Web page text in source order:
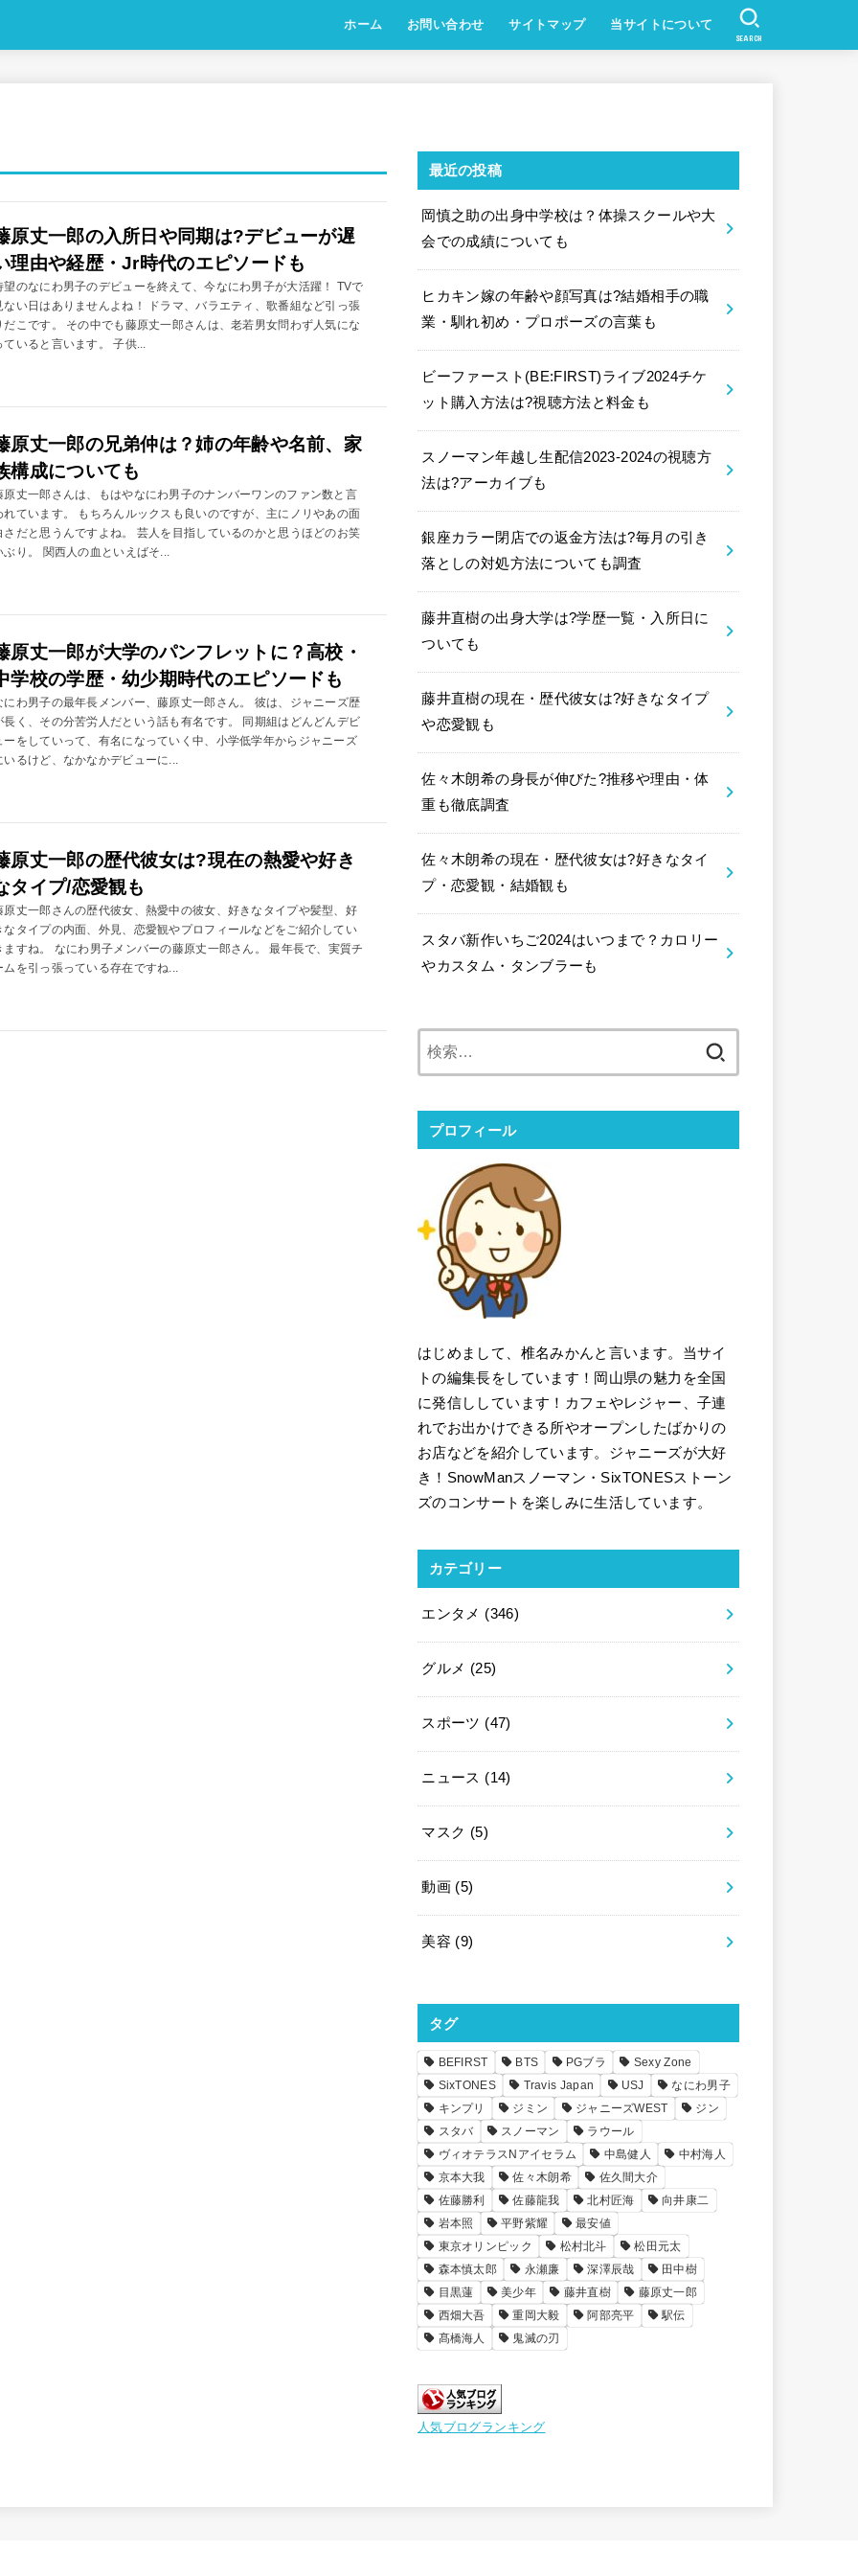
ホーム お問い合わせ サイトマップ 当サイトについて
SEARCH
原丈一郎の入所日や同期は?デビューが遅
理由や経歴・Jr時代のエピソードも
望のなにわ男子のデビューを終えて、今なにわ男子が大活躍！ TVで
ない日はありませんよね！ ドラマ、バラエティ、歌番組など引っ張
だこです。 その中でも藤原丈一郎さんは、老若男女問わず人気にな
ていると言います。 子供...
原丈一郎の兄弟仲は？姉の年齢や名前、家
構成についても
原丈一郎さんは、もはやなにわ男子のナンバーワンのファン数と言
れています。 もちろんルックスも良いのですが、主にノリやあの面
さだと思うんですよね。 芸人を目指しているのかと思うほどのお笑
ぶり。 関西人の血といえばそ...
原丈一郎が大学のパンフレットに？高校・
学校の学歴・幼少期時代のエピソードも
にわ男子の最年長メンバー、藤原丈一郎さん。 彼は、ジャニーズ歴
長く、その分苦労人だという話も有名です。 同期組はどんどんデビ
ーをしていって、有名になっていく中、小学低学年からジャニーズ
いるけど、なかなかデビューに...
原丈一郎の歴代彼女は?現在の熱愛や好き
タイプ/恋愛観も
原丈一郎さんの歴代彼女、熱愛中の彼女、好きなタイプや髪型、好
なタイプの内面、外見、恋愛観やプロフィールなどをご紹介してい
ますね。 なにわ男子メンバーの藤原丈一郎さん。 最年長で、実質チ
ムを引っ張っている存在ですね...
最近の投稿
岡慎之助の出身中学校は？体操スクールや大
会での成績についても
ヒカキン嫁の年齢や顔写真は?結婚相手の職
業・馴れ初め・プロポーズの言葉も
ビーファースト(BE:FIRST)ライブ2024チケ
ット購入方法は?視聴方法と料金も
スノーマン年越し生配信2023-2024の視聴方
法は?アーカイブも
銀座カラー閉店での返金方法は?毎月の引き
落としの対処方法についても調査
藤井直樹の出身大学は?学歴一覧・入所日に
ついても
藤井直樹の現在・歴代彼女は?好きなタイプ
や恋愛観も
佐々木朗希の身長が伸びた?推移や理由・体
重も徹底調査
佐々木朗希の現在・歴代彼女は?好きなタイ
プ・恋愛観・結婚観も
スタバ新作いちご2024はいつまで？カロリー
やカスタム・タンブラーも
プロフィール
はじめまして、椎名みかんと言います。当サイ
トの編集長をしています！岡山県の魅力を全国
に発信ししています！カフェやレジャー、子連
れでお出かけできる所やオープンしたばかりの
お店などを紹介しています。ジャニーズが大好
き！SnowManスノーマン・SixTONESストーン
ズのコンサートを楽しみに生活しています。
カテゴリー
エンタメ (346)
グルメ (25)
スポーツ (47)
ニュース (14)
マスク (5)
動画 (5)
美容 (9)
タグ
BEFIRST BTS PGブラ
Sexy Zone
SixTONES
Travis Japan USJ
なにわ男子
キンプリ
ジミン ジャニーズWEST
ジン
スタバ
スノーマン
ラウール
ヴィオテラスNアイセラム
中島健人
中村海人
京本大我
佐々木朗希
佐久間大介
佐藤勝利
佐藤龍我 北村匠海
向井康二
岩本照
平野紫耀
最安値
東京オリンピック
松村北斗
松田元太
森本慎太郎
永瀬廉 深澤辰哉
田中樹
目黒蓮
美少年 藤井直樹
藤原丈一郎
西畑大吾
重岡大毅 阿部亮平
駅伝
髙橋海人
鬼滅の刃
人気ブログランキング